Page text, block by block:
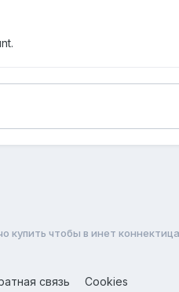
купить чтобы в инет
связь
Cookies